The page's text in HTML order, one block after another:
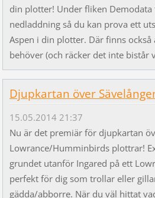
din plotter! Under fliken
nedladdning så du kan prova ett
Aspen i din plotter. Där finns
behöver (och räcker det inte bistår
Djupkartan över
15.05.2014 21:37
Nu är det premiär för djupkartan
Lowrance/Humminbirds plottrar!
grundet utanför Ingared på ett
perfekt för dig som trollar eller
gädda/abborre. När du väl hittat